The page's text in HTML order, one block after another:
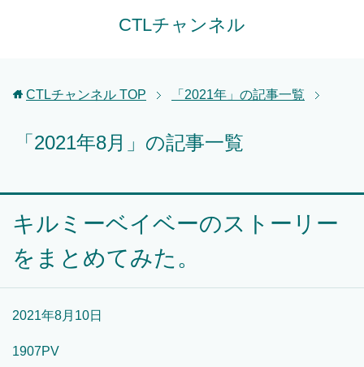
CTLチャンネル
CTLチャンネル TOP 「2021年」の記事一覧
「2021年8月」の記事一覧
キルミーベイベーのストーリー
をまとめてみた。
2021年8月10日
1907PV